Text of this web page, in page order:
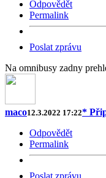
Odpovědět
Permalink
Poslat zprávu
Na omnibusy zadny
maco12.3.2022 17:22*
Odpovědět
Permalink
Poslat zprávu